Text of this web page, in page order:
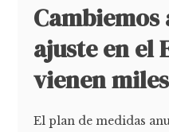
ajuste en el
vienen
El plan de medidas